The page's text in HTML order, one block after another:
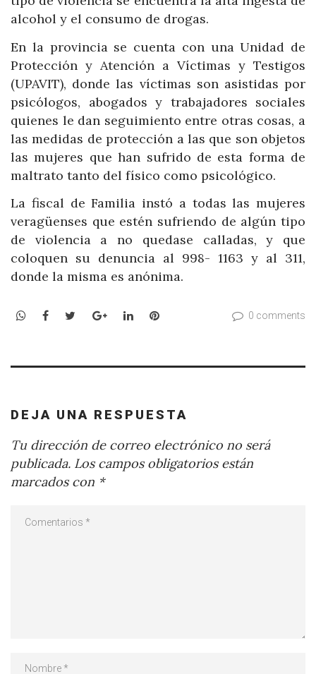
alcohol y el consumo de drogas.
En la provincia se cuenta con una Unidad de
Protección y Atención a Víctimas y Testigos
(UPAVIT), donde las víctimas son asistidas por
psicólogos, abogados y trabajadores sociales
quienes le dan seguimiento entre otras cosas, a
las medidas de protección a las que son objetos
las mujeres que han sufrido de esta forma de
maltrato tanto del físico como psicológico.
La fiscal de Familia instó a todas las mujeres
veragüenses que estén sufriendo de algún tipo
de violencia a no quedase calladas, y que
coloquen su denuncia al 998- 1163 y al 311,
donde la misma es anónima.
WhatsApp
Facebook
TwitterGoogle+LinkedInPinterest 0 comments
DEJA UNA RESPUESTA
Tu dirección de correo electrónico no será
publicada. Los campos obligatorios están
marcados con *